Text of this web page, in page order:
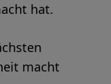
hat.
macht